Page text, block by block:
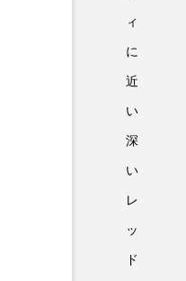
ィ
に
近
い
深
い
レ
ッ
ド